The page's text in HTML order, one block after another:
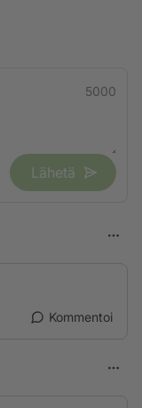
5000
Lähetä
Kommentoi